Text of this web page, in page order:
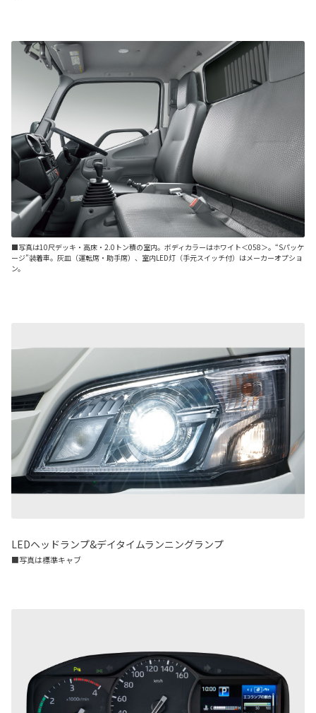
■写真は10尺デッキ・高床・2.0トン積の室内。ボディカラーはホワイト＜058＞。“Sパッケ
ージ”装着車。灰皿（運転席・助手席）、室内LED灯（手元スイッチ付）はメーカーオプショ
ン。
LEDヘッドランプ&デイタイムランニングランプ
■写真は標準キャブ